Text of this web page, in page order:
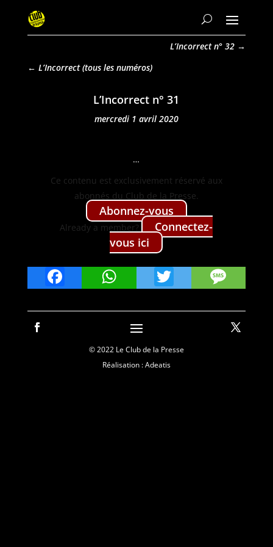
L’Incorrect n° 32 →
L’Incorrect
L’Incorrect n° 31
mercredi 1 avril 2020
…
Ce con­tenu est exclu­sive­ment réservé aux
abon­nés du Club de la Presse.
Abon­nez-vous
Already a mem­ber?
Con­nectez-
vous ici
FacebookWhatsApp
Twitter
© 2022 Le Club de la Presse
Réalisation : Adeatis